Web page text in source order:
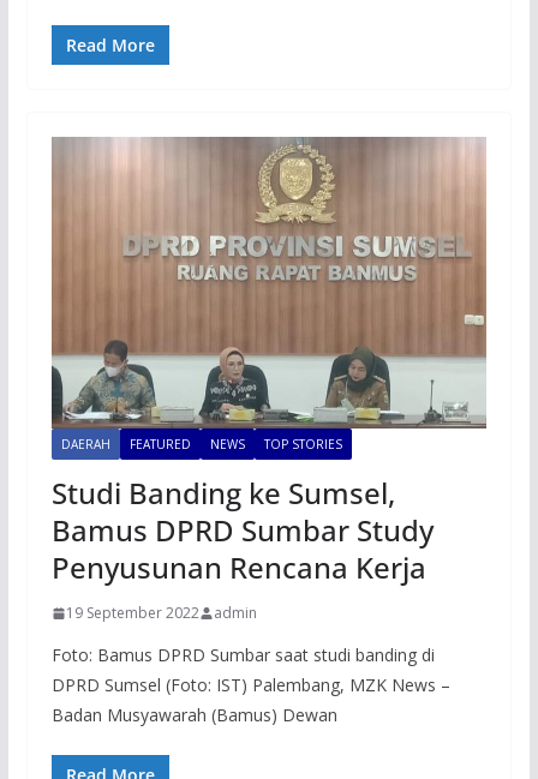
Read More
DAERAH FEATURED NEWS TOP STORIES
Studi Banding ke Sumsel,
Bamus DPRD Sumbar Study
Penyusunan Rencana Kerja
19 September 2022 admin
Foto: Bamus DPRD Sumbar saat studi banding di
DPRD Sumsel (Foto: IST) Palembang, MZK News –
Badan Musyawarah (Bamus) Dewan